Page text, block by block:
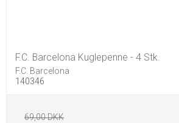
F.C. Barcelona Kuglepenne - 4 Stk.
F.C. Barcelona
140346
69,00 DKK